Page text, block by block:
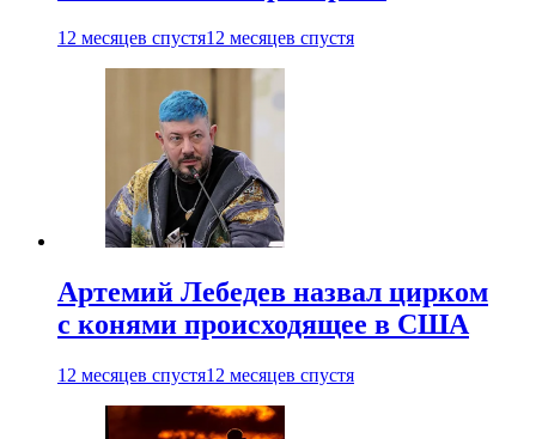
12 месяцев спустя12 месяцев спустя
Артемий Лебедев назвал цирком
с конями происходящее в США
12 месяцев спустя12 месяцев спустя